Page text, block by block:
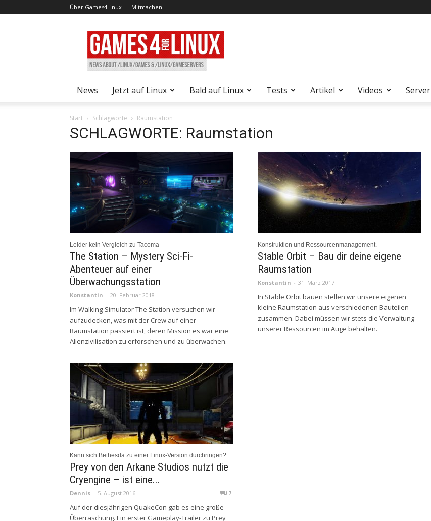
Über Games4Linux Mitmachen
Games4Linux
News Jetzt auf Linux Bald auf Linux Tests Artikel Videos Server
Start Schlagworte Raumstation
SCHLAGWORTE: Raumstation
Leider kein Vergleich zu Tacoma
The Station – Mystery Sci-Fi-
Abenteuer auf einer
Überwachungsstation
Konstantin - 20. Februar 2018
Im Walking-Simulator The Station versuchen wir
aufzudecken, was mit der Crew auf einer
Raumstation passiert ist, deren Mission es war eine
Alienzivilisation zu erforschen und zu überwachen.
Konstruktion und Ressourcenmanagement.
Stable Orbit – Bau dir deine eigene
Raumstation
Konstantin - 31. März 2017
In Stable Orbit bauen stellen wir unsere eigenen
kleine Raumstation aus verschiedenen Bauteilen
zusammen. Dabei müssen wir stets die Verwaltung
unserer Ressourcen im Auge behalten.
Kann sich Bethesda zu einer Linux-Version durchringen?
Prey von den Arkane Studios nutzt die
Cryengine – ist eine...
Dennis - 5. August 2016 7
Auf der diesjährigen QuakeCon gab es eine große
Überraschung. Ein erster Gameplay-Trailer zu Prey